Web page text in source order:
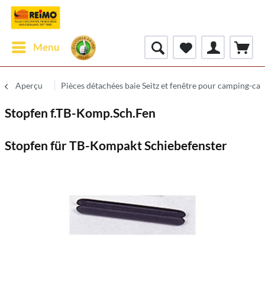
Menu
Aperçu Pièces détachées baie Seitz et fenêtre pour camping-car
Stopfen f.TB-Komp.Sch.Fen
Stopfen für TB-Kompakt Schiebefenster